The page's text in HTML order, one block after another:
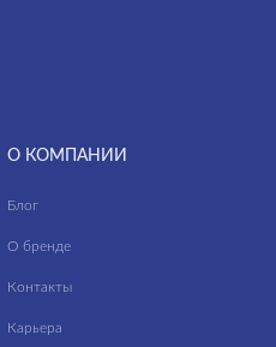
—
О КОМПАНИИ
Блог
О бренде
Контакты
Карьера